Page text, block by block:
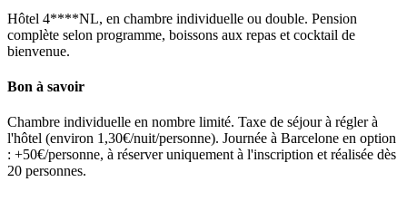
Hôtel 4****NL, en chambre individuelle ou double. Pension
complète selon programme, boissons aux repas et cocktail de
bienvenue.
Bon à savoir
Chambre individuelle en nombre limité. Taxe de séjour à régler à
l'hôtel (environ 1,30€/nuit/personne). Journée à Barcelone en option
: +50€/personne, à réserver uniquement à l'inscription et réalisée dès
20 personnes.